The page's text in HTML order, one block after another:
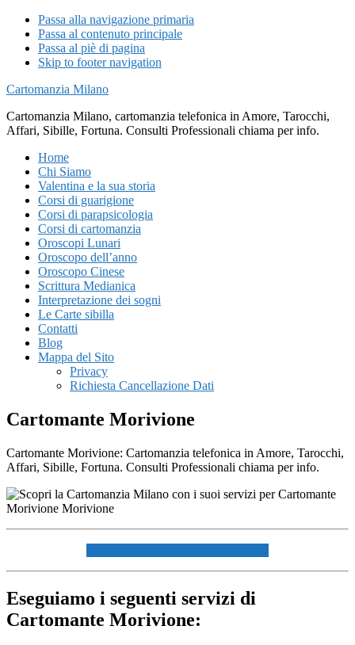
Passa alla navigazione primaria
Passa al contenuto principale
Passa al piè di pagina
Skip to footer navigation
Cartomanzia Milano
Cartomanzia Milano, cartomanzia telefonica in Amore, Tarocchi,
Affari, Sibille, Fortuna. Consulti Professionali chiama per info.
Home
Chi Siamo
Valentina e la sua storia
Corsi di guarigione
Corsi di parapsicologia
Corsi di cartomanzia
Oroscopi Lunari
Oroscopo dell’anno
Oroscopo Cinese
Scrittura Medianica
Interpretazione dei sogni
Le Carte sibilla
Contatti
Blog
Mappa del Sito
Privacy
Richiesta Cancellazione Dati
Cartomante Morivione
Cartomante Morivione: Cartomanzia telefonica in Amore, Tarocchi,
Affari, Sibille, Fortuna. Consulti Professionali chiama per info.
Eseguiamo i seguenti servizi di
Cartomante Morivione: